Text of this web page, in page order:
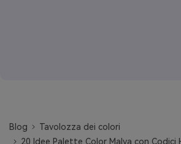
Blog
Tavolozza dei colori
20 Idee Palette Color Malva con Codici